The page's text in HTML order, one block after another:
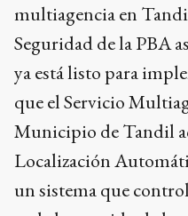
multiagencia en
Seguridad de la PBA
ya está listo para
que el Servicio
Municipio de Tandil
Localización
un sistema que